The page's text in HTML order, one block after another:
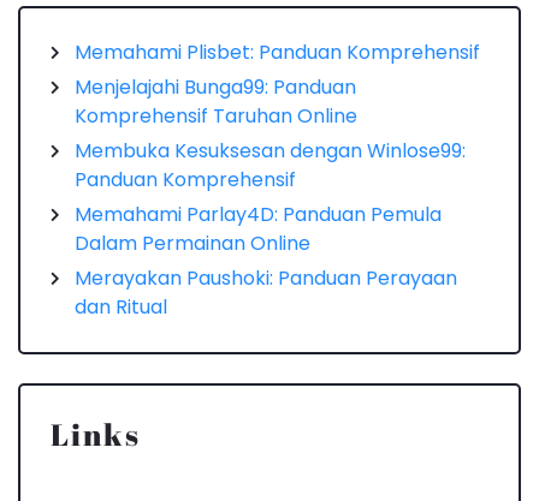
Memahami Plisbet: Panduan Komprehensif
Menjelajahi Bunga99: Panduan
Komprehensif Taruhan Online
Membuka Kesuksesan dengan Winlose99:
Panduan Komprehensif
Memahami Parlay4D: Panduan Pemula
Dalam Permainan Online
Merayakan Paushoki: Panduan Perayaan
dan Ritual
Links